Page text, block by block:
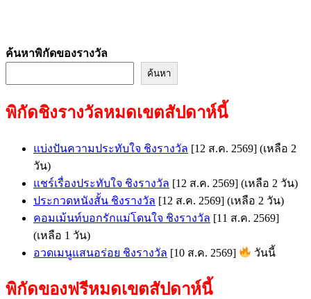
ค้นหาพิกัดของรางวัล
ค้นหา
พิกัดชิงรางวัลหมดเขตสัปดาห์นี้
แบ่งปันความประทับใจ ชิงรางวัล [12 ส.ค. 2569] (เหลือ 2
วัน)
แชร์เรื่องประทับใจ ชิงรางวัล [12 ส.ค. 2569] (เหลือ 2 วัน)
ประกวดหนังสั้น ชิงรางวัล [12 ส.ค. 2569] (เหลือ 2 วัน)
คอมเม้นท์บอกรักแม่โดนใจ ชิงรางวัล [11 ส.ค. 2569]
(เหลือ 1 วัน)
อวดเมนูแสนอร่อย ชิงรางวัล [10 ส.ค. 2569] วันนี้
พิกัดของฟรีหมดเขตสัปดาห์นี้